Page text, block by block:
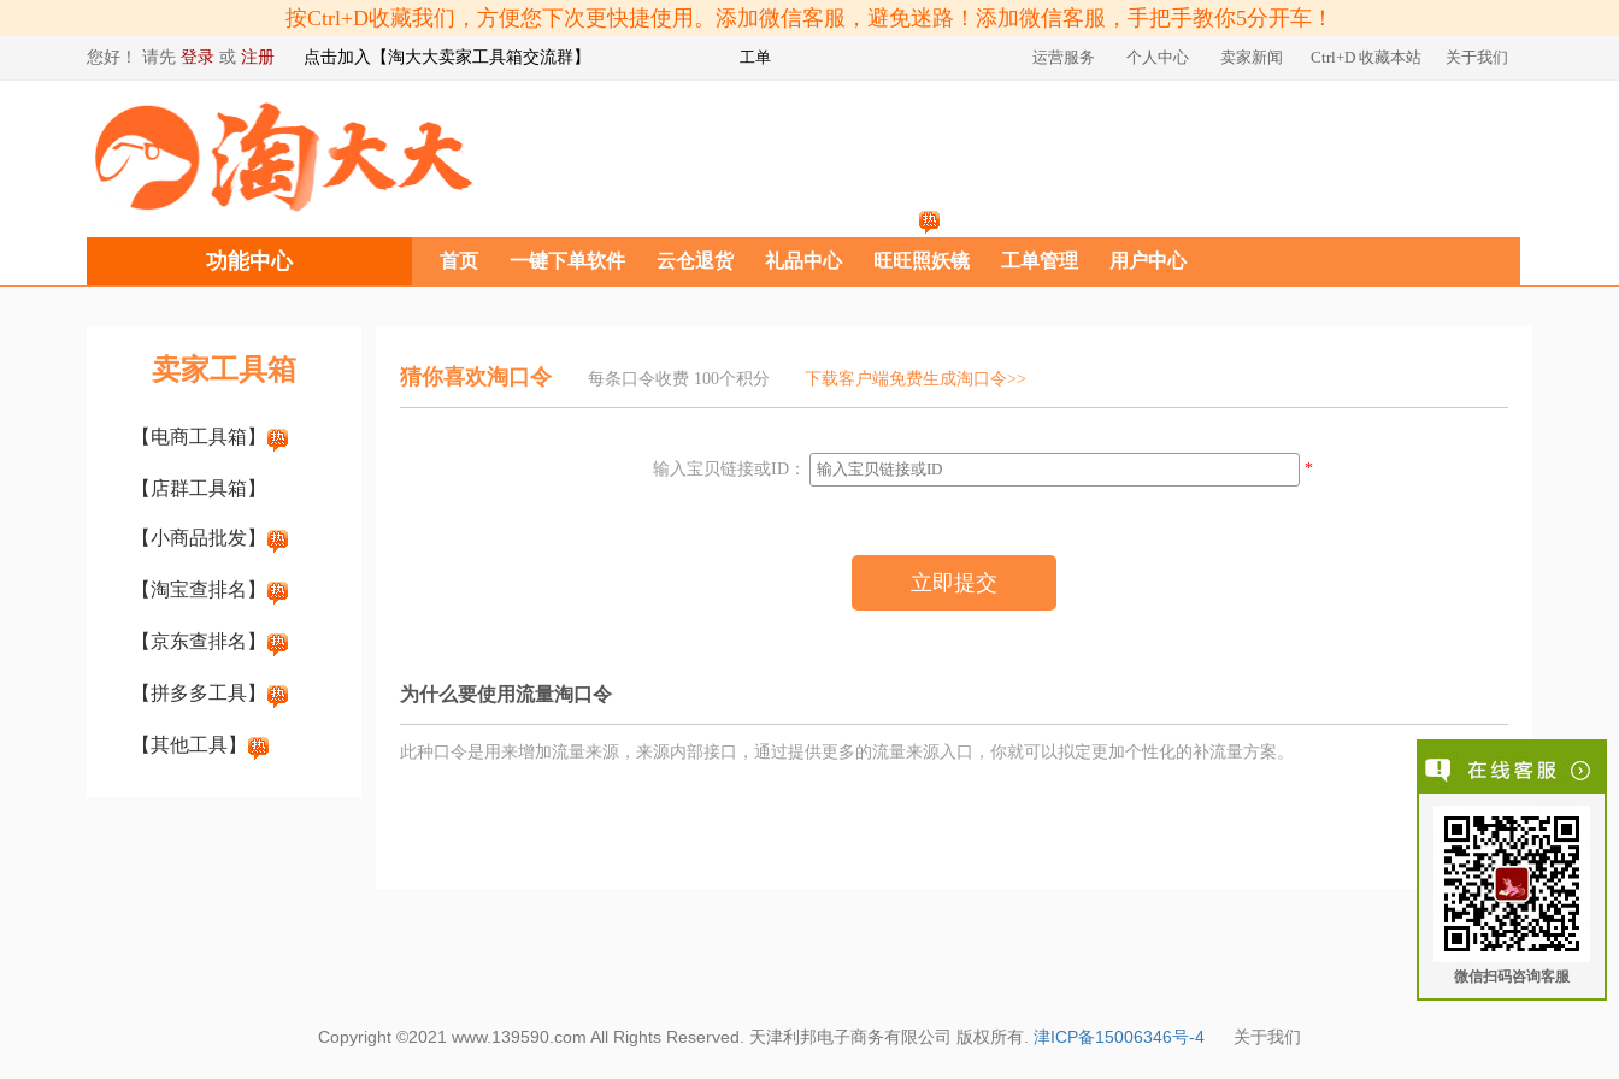
按Ctrl+D收藏我们，方便您下次更快捷使用。添加微信客服，避免迷路！添加微信客服，手把手教你5分开车！
您好！ 请先 登录 或 注册 点击加入【淘大大卖家工具箱交流群】 工单 运营服务 个人中心 卖家新闻 Ctrl+D 收藏本站 关于我们
功能中心 首页 一键下单软件 云仓退货 礼品中心 旺旺照妖镜 工单管理 用户中心
卖家工具箱
【电商工具箱】
【店群工具箱】
【小商品批发】
【淘宝查排名】
【京东查排名】
【拼多多工具】
【其他工具】
猜你喜欢淘口令 每条口令收费 100个积分 下载客户端免费生成淘口令>>
输入宝贝链接或ID： *
立即提交
为什么要使用流量淘口令
此种口令是用来增加流量来源，来源内部接口，通过提供更多的流量来源入口，你就可以拟定更加个性化的补流量方案。
微信扫码咨询客服
Copyright ©2021 www.139590.com All Rights Reserved. 天津利邦电子商务有限公司 版权所有. 津ICP备15006346号-4 关于我们